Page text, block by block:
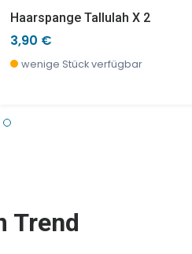
Haarspange Tallulah X 2
3,90 €
wenige Stück verfügbar
Trend